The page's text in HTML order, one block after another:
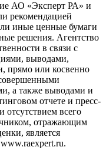
АО «Эксперт РА» и
рекомендацией
иные ценные бумаги
решения. Агентство
в связи с
выводами,
прямо или косвенно
а также выводами и
отчете и пресс-
всего
отражающим
является